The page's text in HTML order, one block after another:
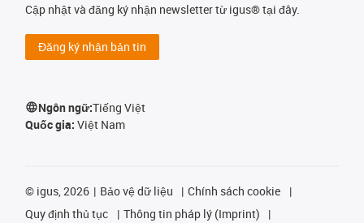
Cập nhật và đăng ký nhận newsletter từ igus® tại đây.
Đăng ký nhận bản tin
Ngôn ngữ:Tiếng Việt
Quốc gia: Việt Nam
© igus, 2026 Bảo vệ dữ liệu
Chính sách cookie
Quy định thủ tục
Thông tin pháp lý (Imprint)